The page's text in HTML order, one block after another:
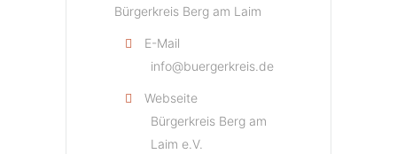
Bürgerkreis Berg am Laim
E-Mail
info@buergerkreis.de
Webseite
Bürgerkreis Berg am
Laim e.V.